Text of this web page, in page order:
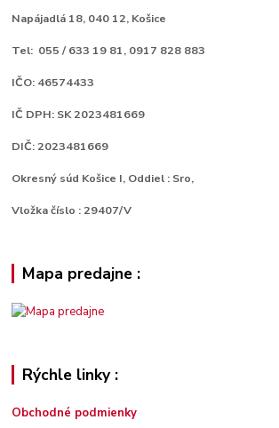
Napájadlá 18, 040 12, Košice
Tel: 055 / 633 19 81, 0917 828 883
IČO: 46574433
IČ DPH: SK 2023481669
DIČ: 2023481669
Okresný súd Košice I, Oddiel : Sro,
Vložka číslo : 29407/V
Mapa predajne :
Rýchle linky :
Obchodné podmienky